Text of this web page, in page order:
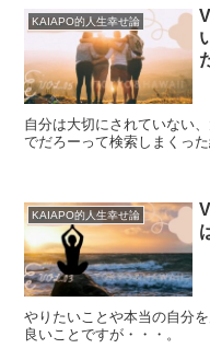
KAIAPO的人生幸せ論
自分は大切にされていない
でだろーって検索しまくった
KAIAPO的人生幸せ論
やりたいことや本当の自分
良いことですが・・・。